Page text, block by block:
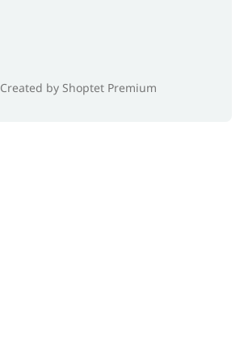
Created by Shoptet Premium